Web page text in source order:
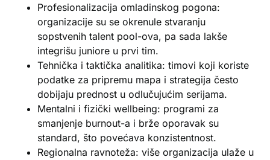
Profesionalizacija omladinskog pogona:
organizacije su se okrenule stvaranju
sopstvenih talent pool-ova, pa sada lakše
integrišu juniore u prvi tim.
Tehnička i taktička analitika: timovi koji koriste
podatke za pripremu mapa i strategija često
dobijaju prednost u odlučujućim serijama.
Mentalni i fizički wellbeing: programi za
smanjenje burnout-a i brže oporavak su
standard, što povećava konzistentnost.
Regionalna ravnoteža: više organizacija ulaže u